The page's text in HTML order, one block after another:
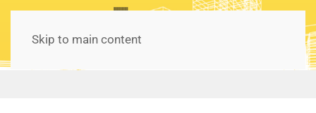
Skip to main content